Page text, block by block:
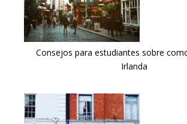
Consejos para estudiantes sobre
Irlanda